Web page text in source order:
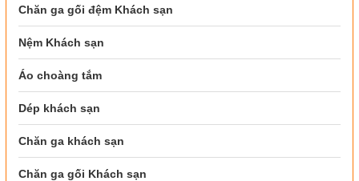
Chăn ga gối đệm Khách sạn
Nệm Khách sạn
Áo choàng tắm
Dép khách sạn
Chăn ga khách sạn
Chăn ga gối Khách sạn